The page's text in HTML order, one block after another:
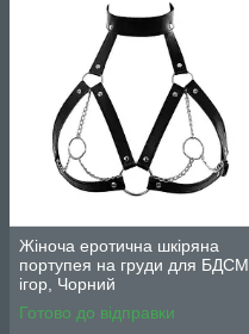
Жіноча еротична шкіряна
портупея на груди для БДСМ
ігор, Чорний
Готово до відправки